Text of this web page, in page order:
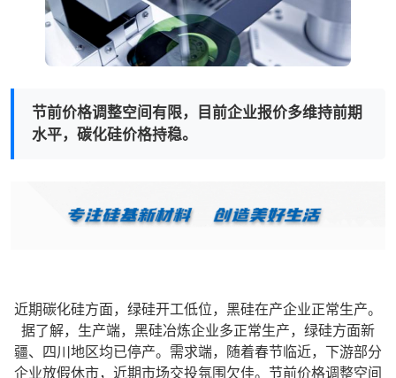
节前价格调整空间有限，目前企业报价多维持前期
水平，碳化硅价格持稳。
近期碳化硅方面，绿硅开工低位，黑硅在产企业正常生产。
据了解，生产端，黑硅冶炼企业多正常生产，绿硅方面新
疆、四川地区均已停产。需求端，随着春节临近，下游部分
企业放假休市，近期市场交投氛围欠佳。节前价格调整空间